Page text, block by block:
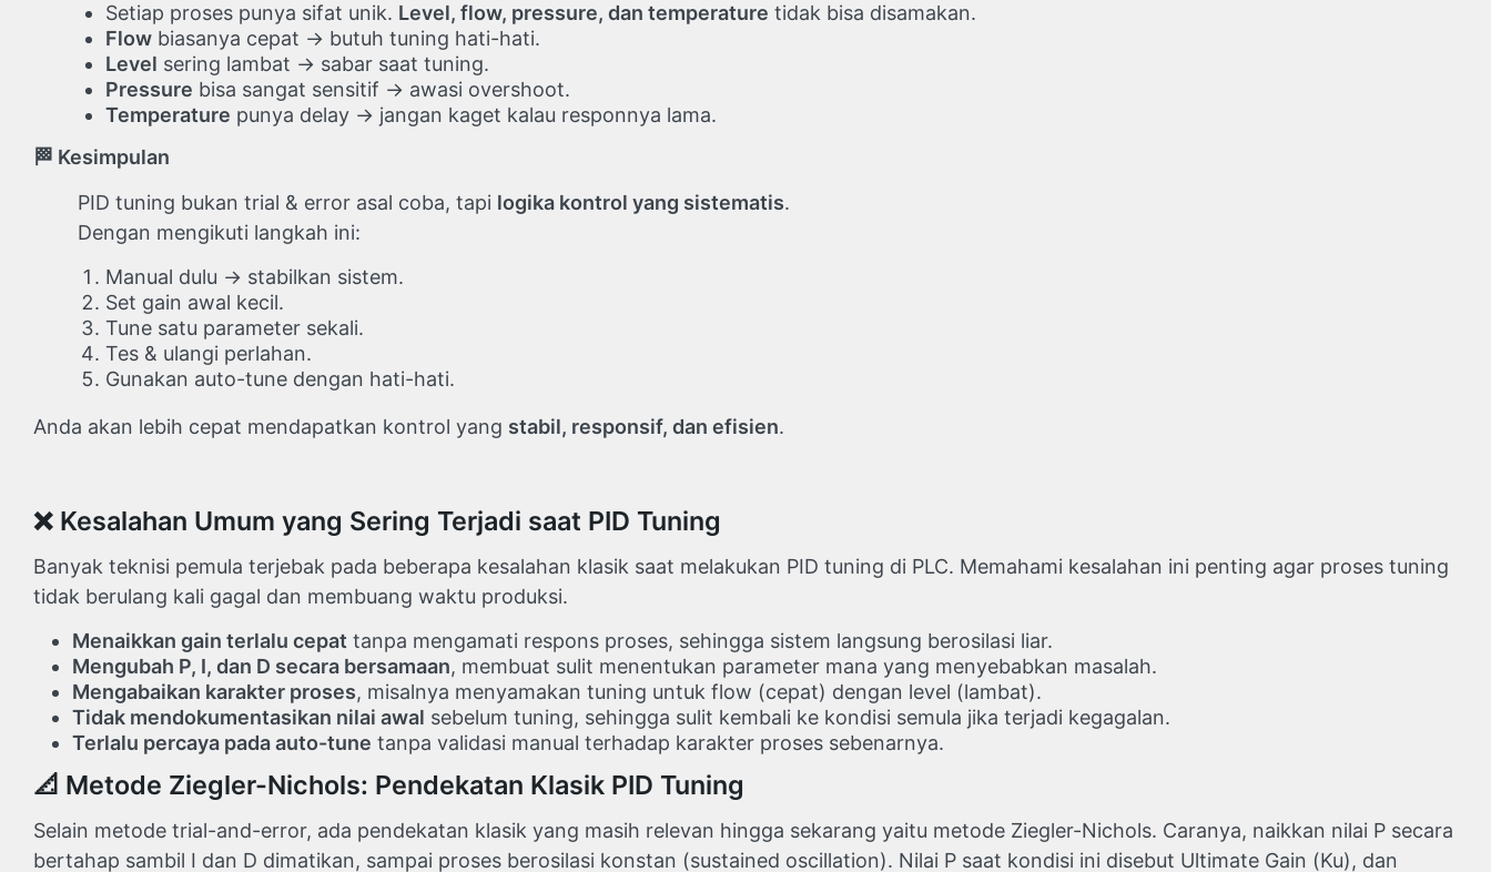
Setiap proses punya sifat unik. Level, flow, pressure, dan temperature tidak bisa disamakan.
Flow biasanya cepat → butuh tuning hati-hati.
Level sering lambat → sabar saat tuning.
Pressure bisa sangat sensitif → awasi overshoot.
Temperature punya delay → jangan kaget kalau responnya lama.
🏁 Kesimpulan
PID tuning bukan trial & error asal coba, tapi logika kontrol yang sistematis.
Dengan mengikuti langkah ini:
Manual dulu → stabilkan sistem.
Set gain awal kecil.
Tune satu parameter sekali.
Tes & ulangi perlahan.
Gunakan auto-tune dengan hati-hati.
Anda akan lebih cepat mendapatkan kontrol yang stabil, responsif, dan efisien.
❌ Kesalahan Umum yang Sering Terjadi saat PID Tuning
Banyak teknisi pemula terjebak pada beberapa kesalahan klasik saat melakukan PID tuning di PLC. Memahami kesalahan ini penting agar proses tuning
tidak berulang kali gagal dan membuang waktu produksi.
Menaikkan gain terlalu cepat tanpa mengamati respons proses, sehingga sistem langsung berosilasi liar.
Mengubah P, I, dan D secara bersamaan, membuat sulit menentukan parameter mana yang menyebabkan masalah.
Mengabaikan karakter proses, misalnya menyamakan tuning untuk flow (cepat) dengan level (lambat).
Tidak mendokumentasikan nilai awal sebelum tuning, sehingga sulit kembali ke kondisi semula jika terjadi kegagalan.
Terlalu percaya pada auto-tune tanpa validasi manual terhadap karakter proses sebenarnya.
📐 Metode Ziegler-Nichols: Pendekatan Klasik PID Tuning
Selain metode trial-and-error, ada pendekatan klasik yang masih relevan hingga sekarang yaitu metode Ziegler-Nichols. Caranya, naikkan nilai P secara
bertahap sambil I dan D dimatikan, sampai proses berosilasi konstan (sustained oscillation). Nilai P saat kondisi ini disebut Ultimate Gain (Ku), dan